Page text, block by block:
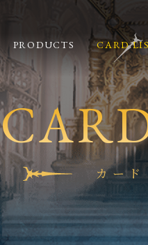
PRODUCTS CARD
カード